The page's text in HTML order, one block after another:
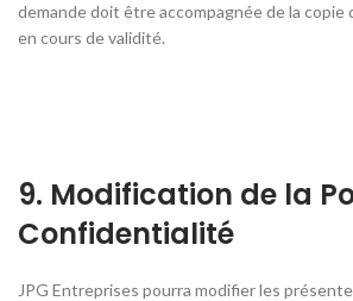
demande doit être accompagnée de la copie
en cours de validité.
9. Modification de la
Confidentialité
JPG Entreprises pourra modifier les